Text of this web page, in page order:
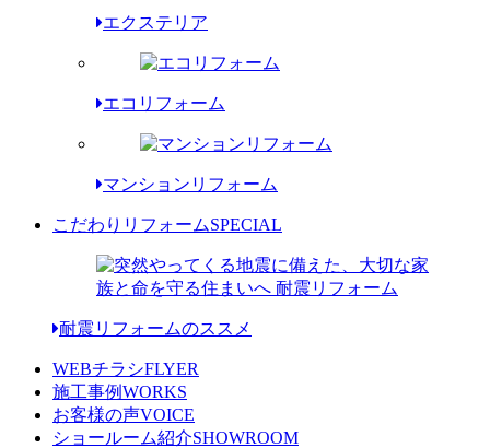
エクステリア
エコリフォーム
マンションリフォーム
こだわりリフォームSPECIAL
耐震リフォームのススメ
WEBチラシFLYER
施工事例WORKS
お客様の声VOICE
ショールーム紹介SHOWROOM